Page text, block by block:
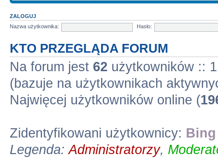
ZALOGUJ
Nazwa użytkownika:
Hasło:
KTO PRZEGLĄDA FORUM
Na forum jest 62 użytkowników ::
(bazuje na użytkownikach
Najwięcej użytkowników online (
Zidentyfikowani użytkownicy:
Legenda:Administratorzy,